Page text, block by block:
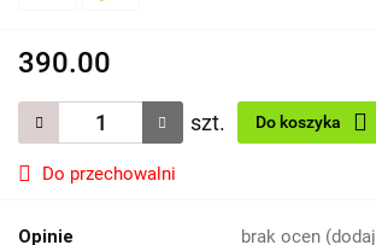
390.00
szt. Do koszyka
Do przechowalni
Opinie brak ocen